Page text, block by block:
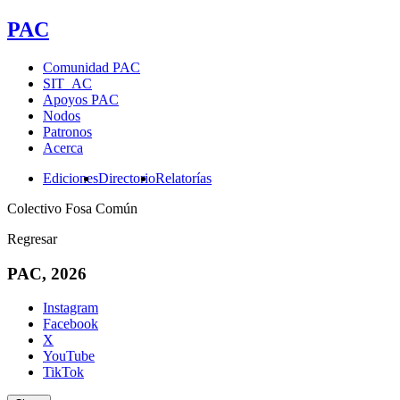
PAC
Comunidad PAC
SIT_AC
Apoyos PAC
Nodos
Patronos
Acerca
EdicionesDirectorioRelatorías
Colectivo Fosa Común
Regresar
PAC, 2026
Instagram
Facebook
X
YouTube
TikTok